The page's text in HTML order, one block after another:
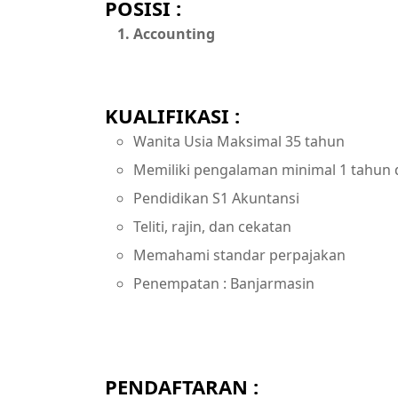
POSISI :
Accounting
KUALIFIKASI :
Wanita Usia Maksimal 35 tahun
Memiliki pengalaman minimal 1 tahun
Pendidikan S1 Akuntansi
Teliti, rajin, dan cekatan
Memahami standar perpajakan
Penempatan : Banjarmasin
PENDAFTARAN :